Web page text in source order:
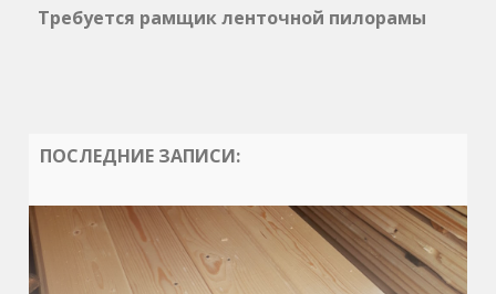
Требуется рамщик ленточной пилорамы
ПОСЛЕДНИЕ ЗАПИСИ: